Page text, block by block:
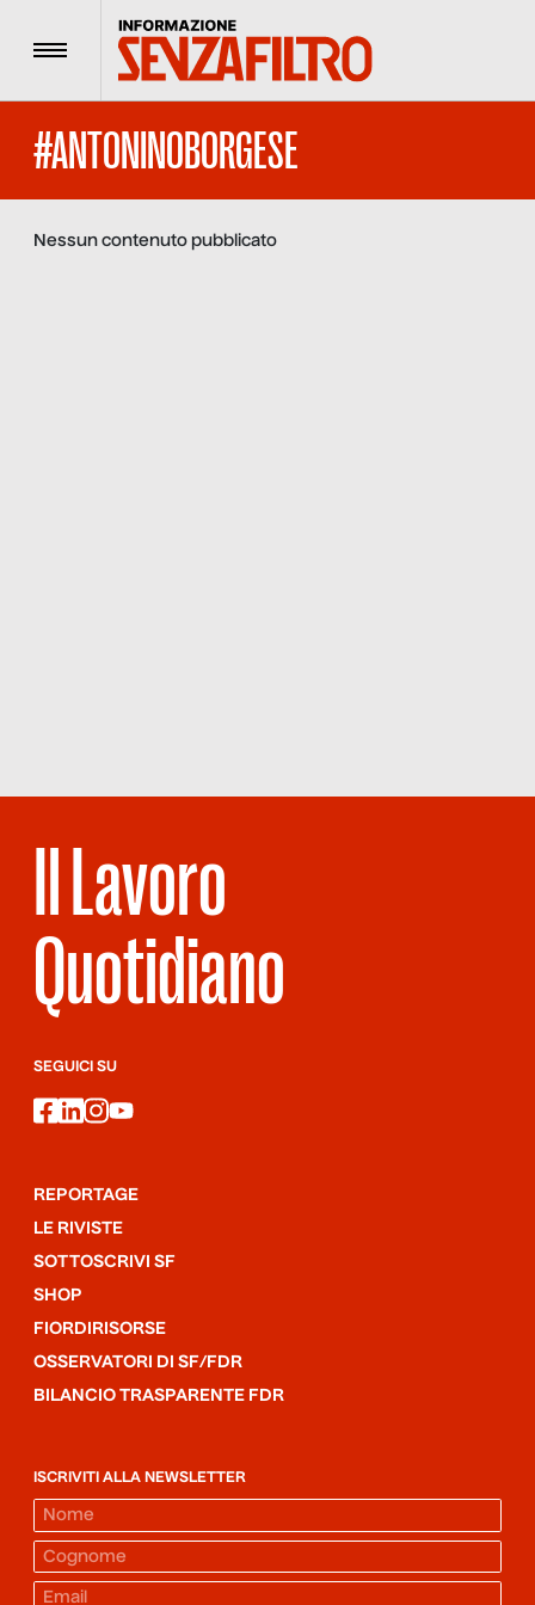
Menu
#ANTONINOBORGESE
Nessun contenuto pubblicato
Il Lavoro
Quotidiano
SEGUICI SU
facebook
linkedin
instagram
youtube
REPORTAGE
LE RIVISTE
SOTTOSCRIVI SF
SHOP
FIORDIRISORSE
OSSERVATORI DI SF/FDR
BILANCIO TRASPARENTE FDR
ISCRIVITI ALLA NEWSLETTER